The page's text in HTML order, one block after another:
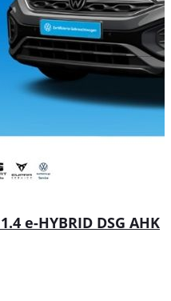
e-HYBRID DSG AHK